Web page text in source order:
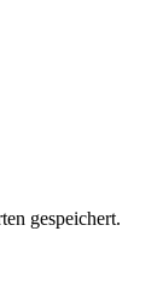
gespeichert.